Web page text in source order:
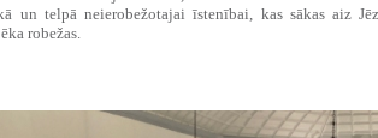
un telpā neierobežotajai īstenībai, kas sākas aiz
robežas.